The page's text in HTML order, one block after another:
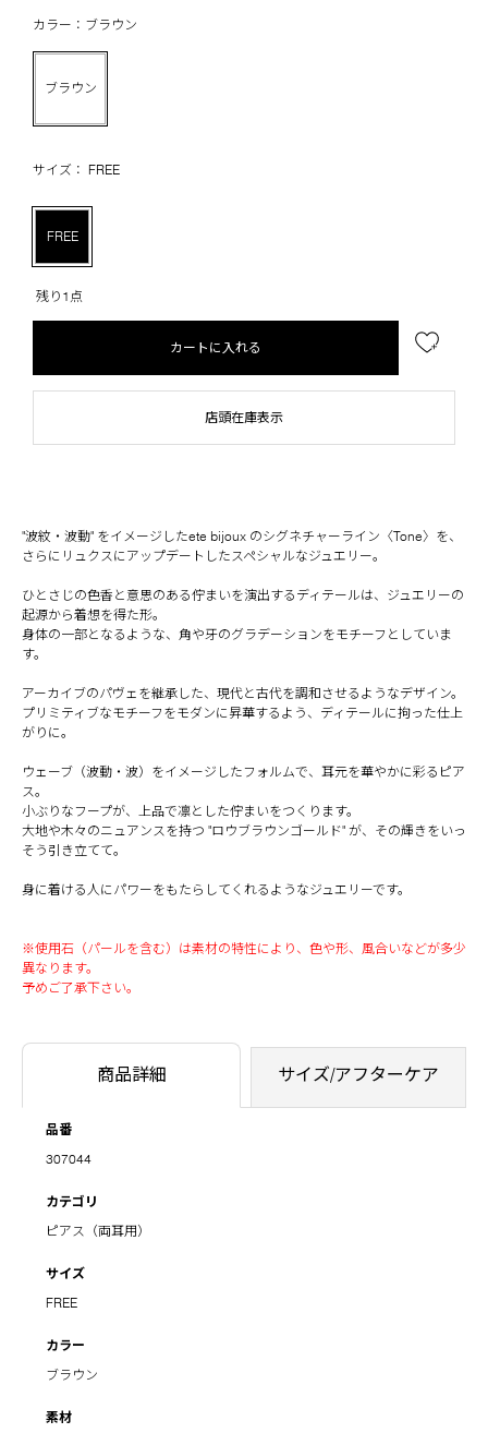
カラー：ブラウン
ブラウン
サイズ： FREE
FREE
残り1点
カートに入れる
店頭在庫表示
"波紋・波動" をイメージしたete bijoux のシグネチャーライン〈Tone〉を、
さらにリュクスにアップデートしたスペシャルなジュエリー。
ひとさじの色香と意思のある佇まいを演出するディテールは、ジュエリーの
起源から着想を得た形。
身体の一部となるような、角や牙のグラデーションをモチーフとしていま
す。
アーカイブのパヴェを継承した、現代と古代を調和させるようなデザイン。
プリミティブなモチーフをモダンに昇華するよう、ディテールに拘った仕上
がりに。
ウェーブ（波動・波）をイメージしたフォルムで、耳元を華やかに彩るピア
ス。
小ぶりなフープが、上品で凛とした佇まいをつくります。
大地や木々のニュアンスを持つ "ロウブラウンゴールド" が、その輝きをいっ
そう引き立てて。
身に着ける人にパワーをもたらしてくれるようなジュエリーです。
※使用石（パールを含む）は素材の特性により、色や形、風合いなどが多少
異なります。
予めご了承下さい。
商品詳細 サイズ/アフターケア
品番
307044
カテゴリ
ピアス（両耳用）
サイズ
FREE
カラー
ブラウン
素材